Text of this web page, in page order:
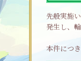
先般実施
発生し、
本件につ